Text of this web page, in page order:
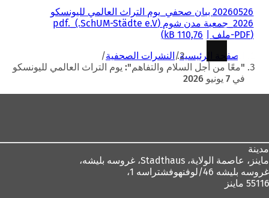
20260526 بيان صحفي_يوم التراث العالمي لليونسكو
2026_جمعية مدن شوم (SchUM-Städte e.V.)_.pdf
PDF-ملف 110,76 kB
هنا
الصفحة الرئيسية
النشرات الصحفية
"معًا من أجل السلام والتفاهم": يوم التراث العالمي لليونسكو
في 7 يونيو 2026
مدينة
ماينز، عاصمة الولاية،
غروسه بليشه 46/لوفنهوفشتراسه 1،
55116 ماينز